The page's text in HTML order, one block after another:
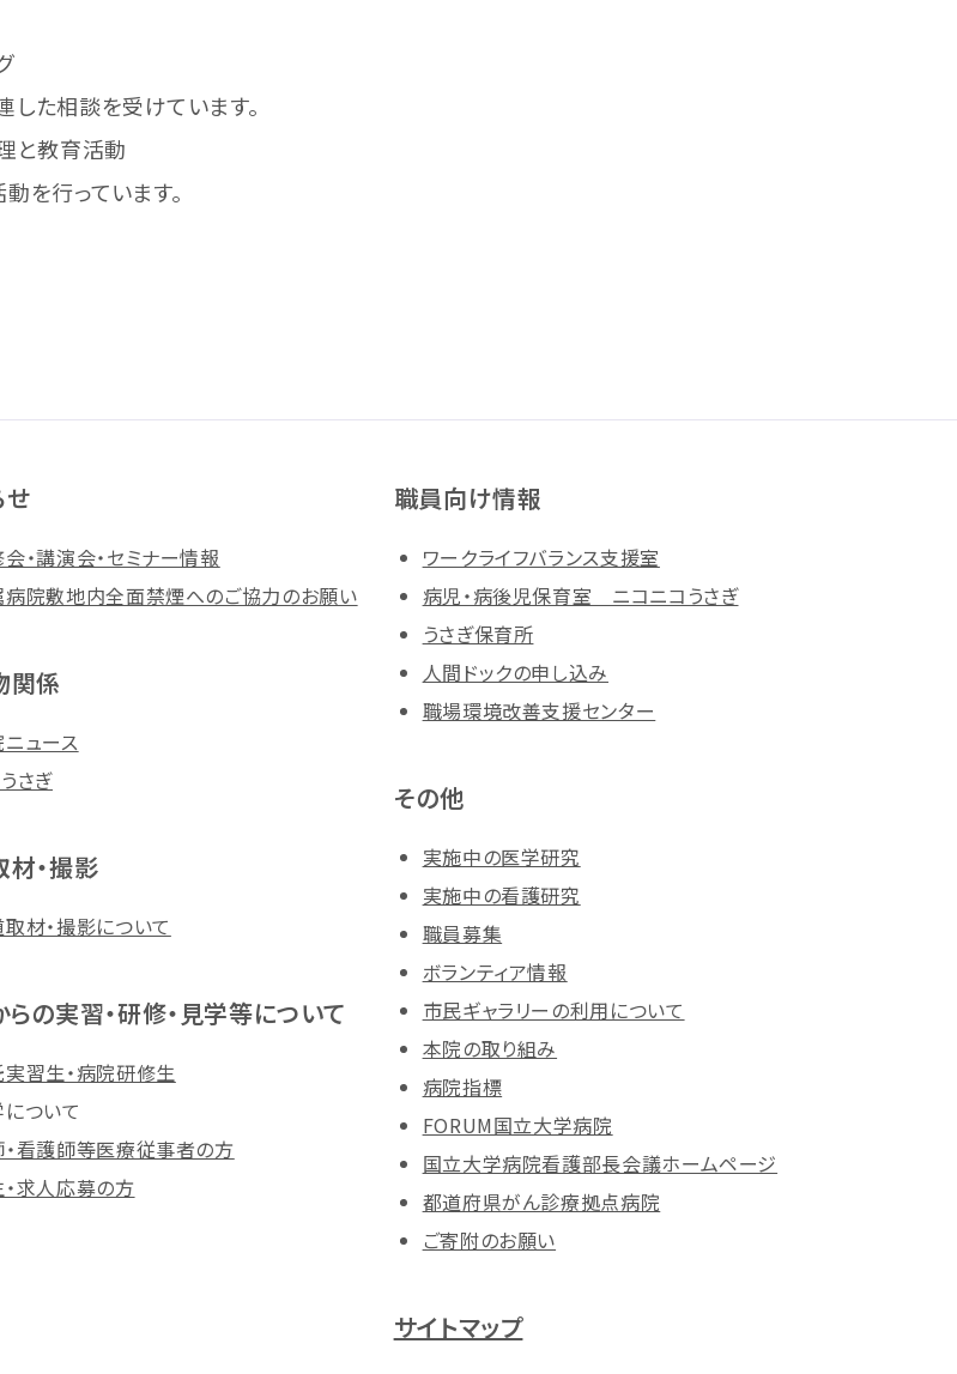
た相談を受けています。
と教育活動
を行っています。
せ
・講演会・セミナー情報
病院敷地内全面禁煙へのご協力のお願い
関係
ュース
さぎ
・撮影
材・撮影について
の実習・研修・見学等について
習生・病院研修生
について
看護師等医療従事者の方
求人応募の方
職員向け情報
ワークライフバランス支援室
病児・病後児保育室 ニコニコうさぎ
うさぎ保育所
人間ドックの申し込み
職場環境改善支援センター
その他
実施中の医学研究
実施中の看護研究
職員募集
ボランティア情報
市民ギャラリーの利用について
本院の取り組み
病院指標
FORUM国立大学病院
国立大学病院看護部長会議ホームページ
都道府県がん診療拠点病院
ご寄附のお願い
サイトマップ